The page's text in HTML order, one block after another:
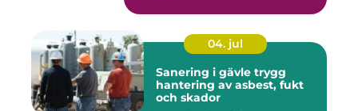
04. jul
Sanering i gävle trygg
hantering av asbest, fukt
och skador